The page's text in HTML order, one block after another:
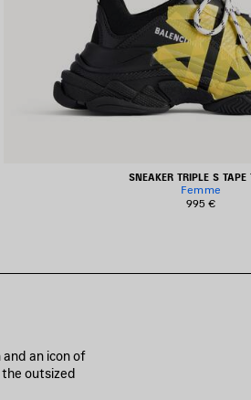
SNEAKER TRIPLE S TAPE
Femme
995 €
an icon of
outsized